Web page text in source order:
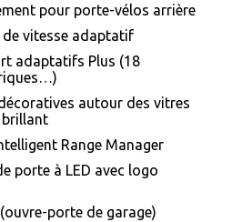
pour porte-vélos arrière
de vitesse adaptatif
adaptatifs Plus (18
autour des vitres
brillant
Range Manager
porte à LED avec logo
porte de garage)